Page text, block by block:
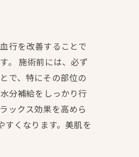
行を改善することで
。 施術前には、必ず
で、特にその部位の
分補給をしっかり行
ックス効果を高めら
すくなります。美肌を